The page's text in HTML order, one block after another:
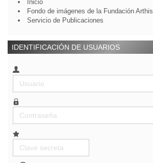
Inicio
Fondo de imágenes de la Fundación Arthis
Servicio de Publicaciones
IDENTIFICACIÓN DE USUARIOS
Contraseña